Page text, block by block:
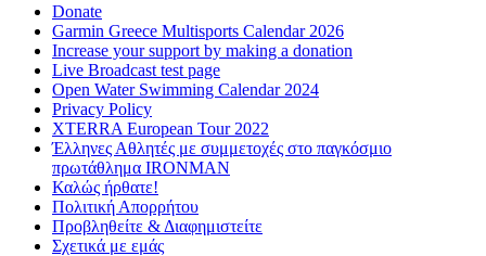
Donate
Garmin Greece Multisports Calendar 2026
Increase your support by making a donation
Live Broadcast test page
Open Water Swimming Calendar 2024
Privacy Policy
XTERRA European Tour 2022
Έλληνες Αθλητές με συμμετοχές στο παγκόσμιο
πρωτάθλημα IRONMAN
Καλώς ήρθατε!
Πολιτική Απορρήτου
Προβληθείτε & Διαφημιστείτε
Σχετικά με εμάς